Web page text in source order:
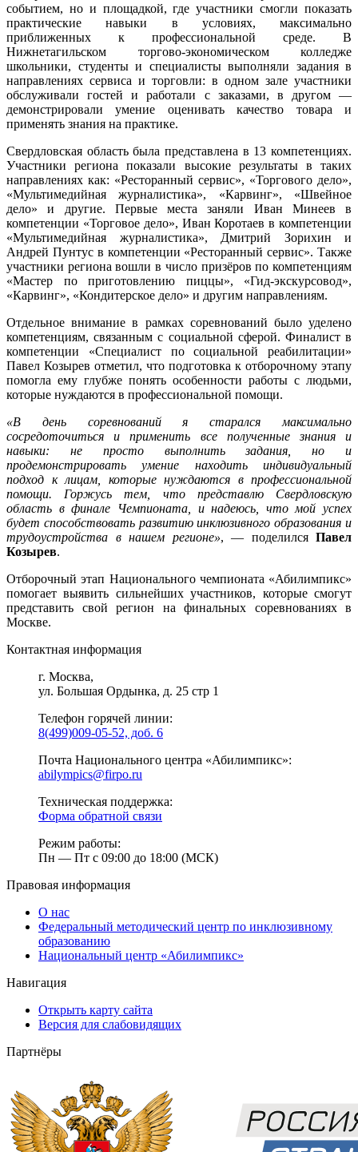
событием, но и площадкой, где участники смогли показать
практические навыки в условиях, максимально
приближенных к профессиональной среде. В
Нижнетагильском торгово-экономическом колледже
школьники, студенты и специалисты выполняли задания в
направлениях сервиса и торговли: в одном зале участники
обслуживали гостей и работали с заказами, в другом —
демонстрировали умение оценивать качество товара и
применять знания на практике.
Свердловская область была представлена в 13 компетенциях.
Участники региона показали высокие результаты в таких
направлениях как: «Ресторанный сервис», «Торгового дело»,
«Мультимедийная журналистика», «Карвинг», «Швейное
дело» и другие. Первые места заняли Иван Минеев в
компетенции «Торговое дело», Иван Коротаев в компетенции
«Мультимедийная журналистика», Дмитрий Зорихин и
Андрей Пунтус в компетенции «Ресторанный сервис». Также
участники региона вошли в число призёров по компетенциям
«Мастер по приготовлению пиццы», «Гид-экскурсовод»,
«Карвинг», «Кондитерское дело» и другим направлениям.
Отдельное внимание в рамках соревнований было уделено
компетенциям, связанным с социальной сферой. Финалист в
компетенции «Специалист по социальной реабилитации»
Павел Козырев отметил, что подготовка к отборочному этапу
помогла ему глубже понять особенности работы с людьми,
которые нуждаются в профессиональной помощи.
«В день соревнований я старался максимально
сосредоточиться и применить все полученные знания и
навыки: не просто выполнить задания, но и
продемонстрировать умение находить индивидуальный
подход к лицам, которые нуждаются в профессиональной
помощи. Горжусь тем, что представлю Свердловскую
область в финале Чемпионата, и надеюсь, что мой успех
будет способствовать развитию инклюзивного образования и
трудоустройства в нашем регионе», — поделился Павел
Козырев.
Отборочный этап Национального чемпионата «Абилимпикс»
помогает выявить сильнейших участников, которые смогут
представить свой регион на финальных соревнованиях в
Москве.
Контактная информация
г. Москва,
ул. Большая Ордынка, д. 25 стр 1
Телефон горячей линии:
8(499)009-05-52, доб. 6
Почта Национального центра «Абилимпикс»:
abilympics@firpo.ru
Техническая поддержка:
Форма обратной связи
Режим работы:
Пн — Пт с 09:00 до 18:00 (МСК)
Правовая информация
О нас
Федеральный методический центр по инклюзивному
образованию
Национальный центр «Абилимпикс»
Навигация
Открыть карту сайта
Версия для слабовидящих
Партнёры